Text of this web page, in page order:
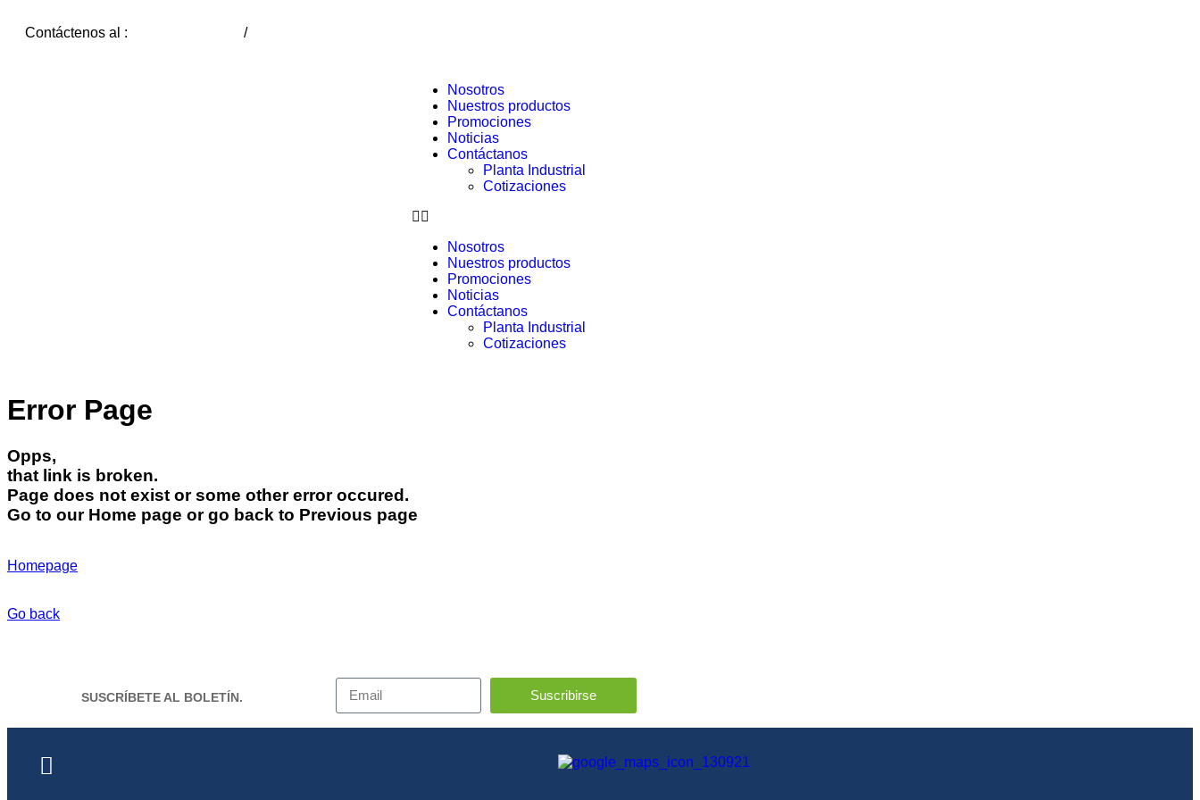
Contáctenos al : /
Nosotros
Nuestros productos
Promociones
Noticias
Contáctanos
Planta Industrial
Cotizaciones
Nosotros
Nuestros productos
Promociones
Noticias
Contáctanos
Planta Industrial
Cotizaciones
Error Page
Opps,
that link is broken.
Page does not exist or some other error occured.
Go to our Home page or go back to Previous page
Homepage
Go back
SUSCRÍBETE AL BOLETÍN. Suscribirse